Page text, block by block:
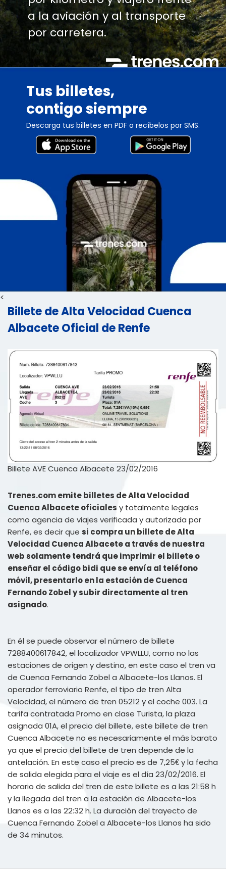
a la aviación y al transporte
por carretera.
Tus billetes,
contigo siempre
Descarga tus billetes en PDF o recíbelos por SMS.
<
Billete de Alta Velocidad Cuenca
Albacete Oficial de Renfe
Billete AVE Cuenca Albacete 23/02/2016
Trenes.com emite billetes de Alta Velocidad
Cuenca Albacete oficiales y totalmente legales
como agencia de viajes verificada y autorizada por
Renfe, es decir que si compra un billete de Alta
Velocidad Cuenca Albacete a través de nuestra
web solamente tendrá que imprimir el billete o
enseñar el código bidi que se envía al teléfono
móvil, presentarlo en la estación de Cuenca
Fernando Zobel y subir directamente al tren
asignado.
En él se puede observar el número de billete
7288400617842, el localizador VPWLLU, como no las
estaciones de origen y destino, en este caso el tren va
de Cuenca Fernando Zobel a Albacete-los Llanos. El
operador ferroviario Renfe, el tipo de tren Alta
Velocidad, el número de tren 05212 y el coche 003. La
tarifa contratada Promo en clase Turista, la plaza
asignada 01A, el precio del billete, este billete de tren
Cuenca Albacete no es necesariamente el más barato
ya que el precio del billete de tren depende de la
antelación. En este caso el precio es de 7,25€ y la fecha
de salida elegida para el viaje es el día 23/02/2016. El
horario de salida del tren de este billete es a las 21:58 h
y la llegada del tren a la estación de Albacete-los
Llanos es a las 22:32 h. La duración del trayecto de
Cuenca Fernando Zobel a Albacete-los Llanos ha sido
de 34 minutos.